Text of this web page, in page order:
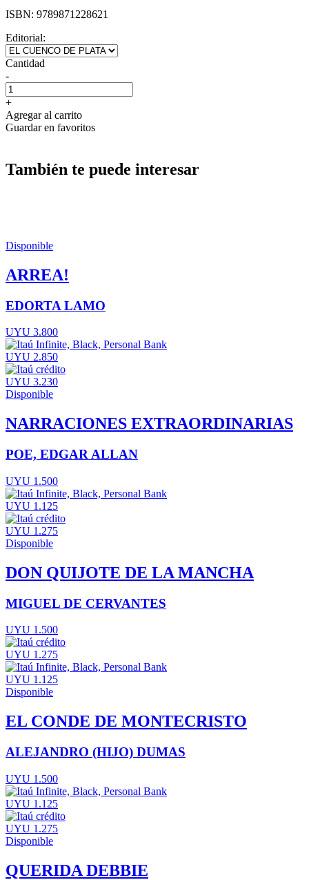
ISBN: 9789871228621
Editorial:
Cantidad
-
+
Agregar al carrito
Guardar en favoritos
También te puede interesar
Disponible
ARREA!
EDORTA LAMO
UYU 3.800
UYU 2.850
UYU 3.230
Disponible
NARRACIONES EXTRAORDINARIAS
POE, EDGAR ALLAN
UYU 1.500
UYU 1.125
UYU 1.275
Disponible
DON QUIJOTE DE LA MANCHA
MIGUEL DE CERVANTES
UYU 1.500
UYU 1.275
UYU 1.125
Disponible
EL CONDE DE MONTECRISTO
ALEJANDRO (HIJO) DUMAS
UYU 1.500
UYU 1.125
UYU 1.275
Disponible
QUERIDA DEBBIE